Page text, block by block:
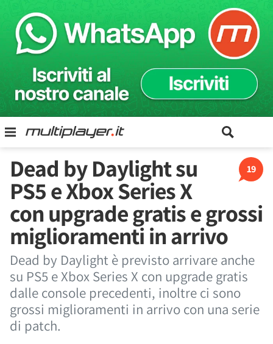
19
Dead by Daylight su
PS5 e Xbox Series X
con upgrade gratis e grossi
miglioramenti in arrivo
Dead by Daylight è previsto arrivare anche
su PS5 e Xbox Series X con upgrade gratis
dalle console precedenti, inoltre ci sono
grossi miglioramenti in arrivo con una serie
di patch.